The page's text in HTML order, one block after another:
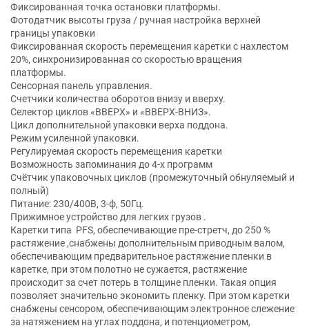
Фиксированная точка остановки платформы.
Фотодатчик высоты груза / ручная настройка верхней
границы упаковки
Фиксированная скорость перемещения каретки с нахлестом
20%, синхронизированная со скоростью вращения
платформы.
Сенсорная панель управления.
Счетчики количества оборотов внизу и вверху.
Селектор циклов «ВВЕРХ» и «ВВЕРХ-ВНИЗ».
Цикл дополнительной упаковки верха поддона.
Режим усиленной упаковки.
Регулируемая скорость перемещения каретки
Возможность запоминания до 4-х программ
Счётчик упаковочных циклов (промежуточный обнуляемый и
полный)
Питание: 230/400В, 3-ф, 50Гц.
Прижимное устройство для легких грузов .
Каретки типа PFS, обеспечивающие пре-стретч, до 250 %
растяжение ,снабжены дополнительным приводным валом,
обеспечивающим предварительное растяжение пленки в
каретке, при этом полотно не сужается, растяжение
происходит за счет потерь в толщине пленки. Такая опция
позволяет значительно экономить пленку. При этом каретки
снабжены сенсором, обеспечивающим электронное слежение
за натяжением на углах поддона, и потенциометром,